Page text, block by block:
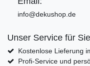
info@dekushop.de
Unser Service für
Kostenlose Lieferung
Profi-Service und